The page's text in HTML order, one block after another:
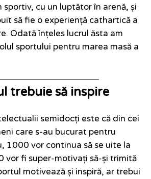
cu un luptător în arenă, și
să fie o experiență cathartică a
Odată înțeles lucrul ăsta am
sportului pentru marea masă a
trebuie să inspire
semidocți este că din cei
care s-au bucurat pentru
1000 vor continua să se uite la
vor fi super-motivați să-și trimită
motivează și inspiră, ar trebui